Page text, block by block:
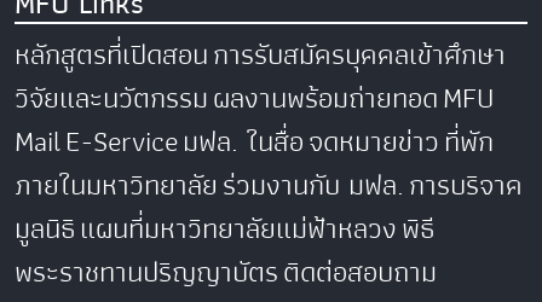
หลักสูตรที่เปิดสอนการรับสมัครบุคคลเข้าศึกษา
วิจัยและนวัตกรรมผลงานพร้อมถ่ายทอดMFU
MailE-Serviceมฟล. ในสื่อจดหมายข่าวที่พัก
ภายในมหาวิทยาลัยร่วมงานกับ มฟล.การบริจาค
มูลนิธิแผนที่มหาวิทยาลัยแม่ฟ้าหลวงพิธี
พระราชทานปริญญาบัตรติดต่อสอบถาม